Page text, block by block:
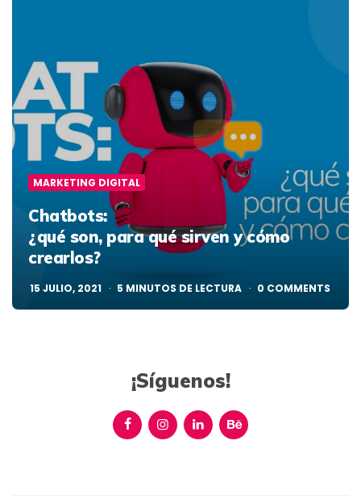
MARKETING DIGITAL
Chatbots:
¿qué son, para qué sirven y cómo
crearlos?
15 JULIO, 2021 5 MINUTOS DE LECTURA 0 COMMENTS
¡Síguenos!